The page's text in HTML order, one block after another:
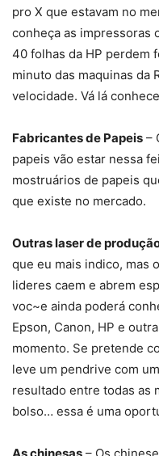
pro X que estavam no
conheça as impressoras
40 folhas da HP perdem
minuto das maquinas da
velocidade. Vá lá
Fabricantes de Papeis –
papeis vão estar nessa
mostruários de papeis
que existe no mercado.
Outras laser de
que eu mais indico, mas
lideres caem e abrem
voc~e ainda poderá
Epson, Canon, HP e
momento. Se pretende
leve um pendrive com
resultado entre todas as
bolso… essa é uma